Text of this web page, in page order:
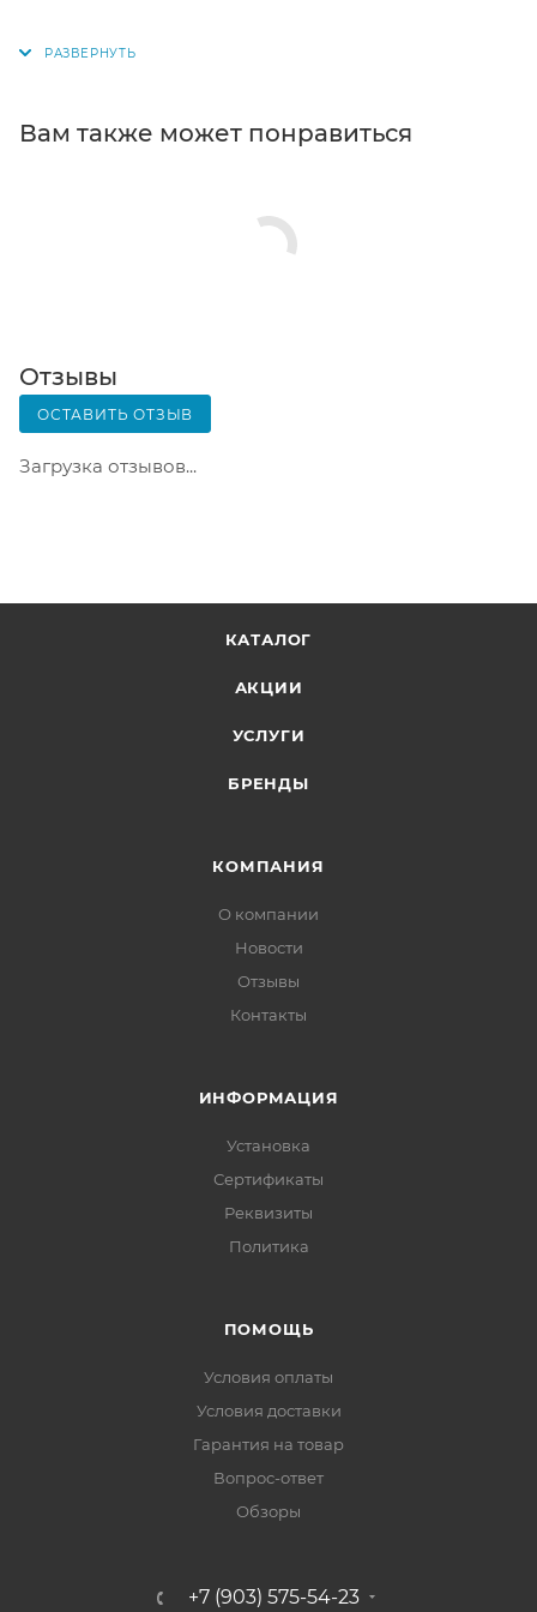
получения заказа обратитесь к сотруднику в
телефон или e-mail придет уникальный код.
Почтовая доставка через почту России. Когда
Вскрывать коробку самостоятельно вы можете
только после оплаты заказа. Один заказ может
содержать не больше 10 позиций и его стоимость
не должна превышать 100 000 р.
Вам также может понравиться
Отзывы
ОСТАВИТЬ ОТЗЫВ
Загрузка отзывов...
КАТАЛОГ
АКЦИИ
УСЛУГИ
БРЕНДЫ
КОМПАНИЯ
О компании
Новости
Отзывы
Контакты
ИНФОРМАЦИЯ
Установка
Сертификаты
Реквизиты
Политика
ПОМОЩЬ
Условия оплаты
Условия доставки
Гарантия на товар
Вопрос-ответ
Обзоры
+7 (903) 575-54-23